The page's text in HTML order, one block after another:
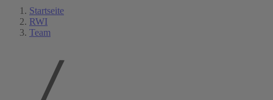
Startseite
RWI
Team